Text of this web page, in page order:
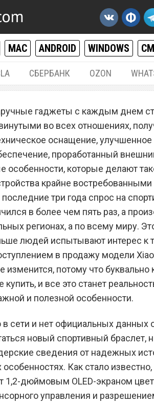
MAC ANDROID WINDOWS
СБЕРБАНК OZON
стоит купить
гаджеты с каждым днем
во всех отношениях,
оснащение, улучшенное
проработанный
особенности, которые делают
крайне
последние три года спрос на
в более чем пять раз, а
регионах, а по всему миру.
людей испытывают интерес к
в продажу модели
изменится, потому что
купить, и все это станет
и полезной особенности.
в сети и нет официальных данных
новый спортивный браслет,
сведения от надежных
особенностях. Как стало
1,2-дюймовым OLED-экраном
управления и